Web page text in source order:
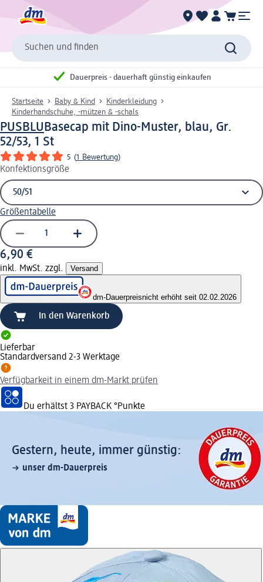
Suchen und finden
Dauerpreis - dauerhaft günstig einkaufen
Startseite Baby & Kind
Kinderkleidung
Kinderhandschuhe, -mützen & -schals
PUSBLUBasecap mit Dino-Muster, blau, Gr.
52/53, 1 St
5 (1 Bewertung)
Konfektionsgröße
Größentabelle
6,90 €
inkl. MwSt. zzgl. Versand
dm-Dauerpreisnicht erhöht seit 02.02.2026
In den Warenkorb
Lieferbar
Standardversand 2-3 Werktage
Verfügbarkeit in einem dm-Markt prüfen
Du erhältst 3 PAYBACK °Punkte
Gestern, heute, immer günstig:
unser dm-Dauerpreis